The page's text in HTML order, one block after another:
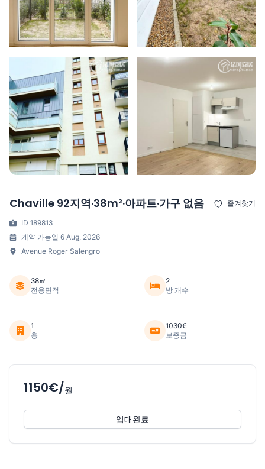
Chaville 92지역·38m²·아파트·가구 없음 즐겨찾기
ID 189813
계약 가능일 6 Aug, 2026
Avenue Roger Salengro
38㎡
전용면적
2
방 개수
1
층
1030€
보증금
1150€/월
임대완료